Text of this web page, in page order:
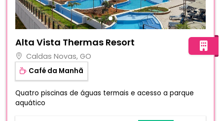
Alta Vista Thermas Resort
Caldas Novas, GO
Café da Manhã
Quatro piscinas de águas termais e acesso a parque
aquático